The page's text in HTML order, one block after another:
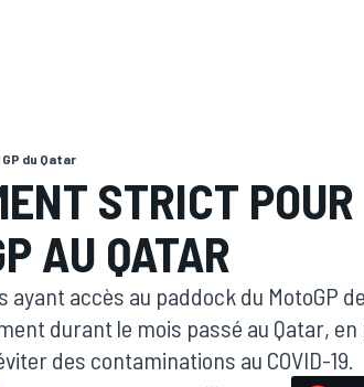
GP du Qatar
STRICT
AU QATAR
ayant accès au paddock du MotoGP
durant le mois passé au Qatar,
des contaminations au COVID-19.